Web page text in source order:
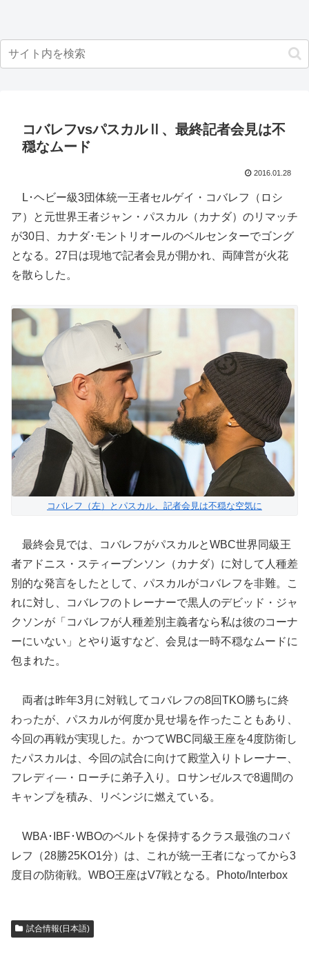
コバレフvsパスカルⅡ、最終記者会見は不
穏なムード
2016.01.28
L･ヘビー級3団体統一王者セルゲイ・コバレフ（ロシ
ア）と元世界王者ジャン・パスカル（カナダ）のリマッチ
が30日、カナダ･モントリオールのベルセンターでゴング
となる。27日は現地で記者会見が開かれ、両陣営が火花
を散らした。
コバレフ（左）とパスカル、記者会見は不穏な空気に
最終会見では、コバレフがパスカルとWBC世界同級王
者アドニス・スティーブンソン（カナダ）に対して人種差
別的な発言をしたとして、パスカルがコバレフを非難。こ
れに対し、コバレフのトレーナーで黒人のデビッド・ジャ
クソンが「コバレフが人種差別主義者なら私は彼のコーナ
ーにいない」とやり返すなど、会見は一時不穏なムードに
包まれた。
両者は昨年3月に対戦してコバレフの8回TKO勝ちに終
わったが、パスカルが何度か見せ場を作ったこともあり、
今回の再戦が実現した。かつてWBC同級王座を4度防衛し
たパスカルは、今回の試合に向けて殿堂入りトレーナー、
フレディ―・ローチに弟子入り。ロサンゼルスで8週間の
キャンプを積み、リベンジに燃えている。
WBA･IBF･WBOのベルトを保持するクラス最強のコバ
レフ（28勝25KO1分）は、これが統一王者になってから3
度目の防衛戦。WBO王座はV7戦となる。Photo/Interbox
試合情報(日本語)